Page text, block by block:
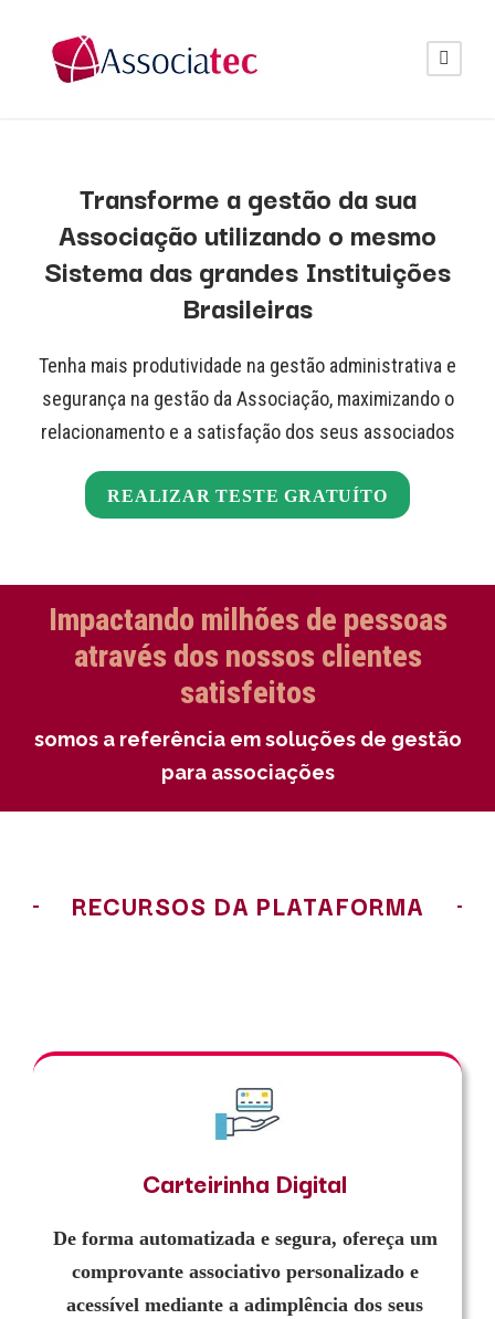
Transforme a gestão da sua
Associação utilizando o mesmo
Sistema das grandes Instituições
Brasileiras
Tenha mais produtividade na gestão administrativa e
segurança na gestão da Associação, maximizando o
relacionamento e a satisfação dos seus associados
REALIZAR TESTE GRATUÍTO
Impactando milhões de pessoas
através dos nossos clientes
satisfeitos
somos a referência em soluções de gestão
para associações
RECURSOS DA PLATAFORMA
Carteirinha Digital
De forma automatizada e segura, ofereça um
comprovante associativo personalizado e
acessível mediante a adimplência dos seus